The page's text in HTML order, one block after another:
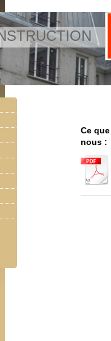
Ce
nous :